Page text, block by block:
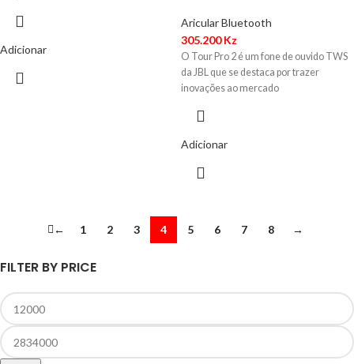
FILTER BY PRICE
Adicionar
Aricular Bluetooth
305.200Kz
O Tour Pro 2 é um fone de ouvido TWS
da JBL que se destaca por trazer
inovações ao mercado
Adicionar
← 1 2 3 4 5 6 7 8 →